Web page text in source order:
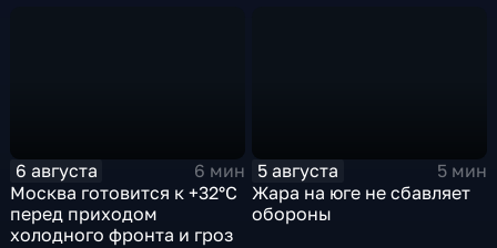
6 августа
6 мин
Москва готовится к +32°C
перед приходом
холодного фронта и гроз
5 августа
5 мин
Жара на юге не сбавляет
обороны